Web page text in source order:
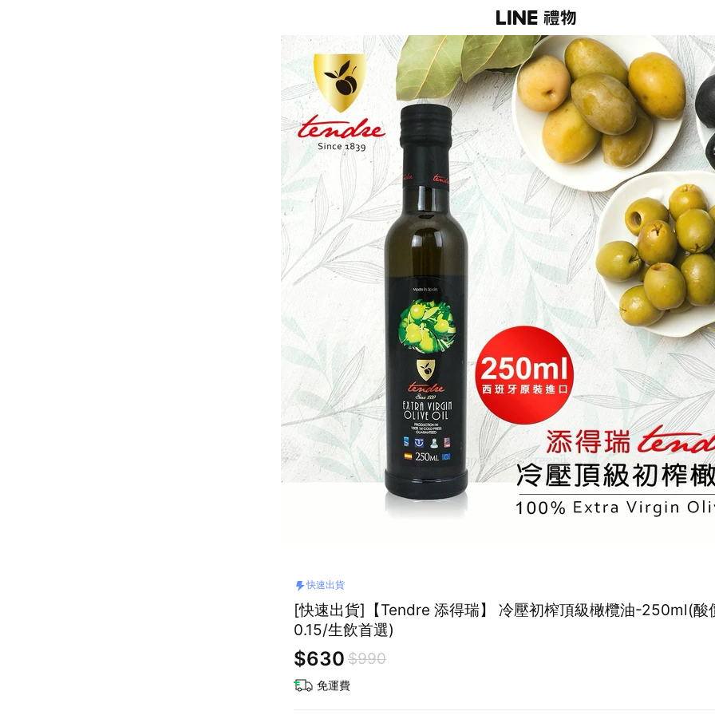
快速出貨
[快速出貨]【Tendre 添得瑞】 冷壓初榨頂級橄欖油-250ml(酸
0.15/生飲首選)
$630 $990
免運費